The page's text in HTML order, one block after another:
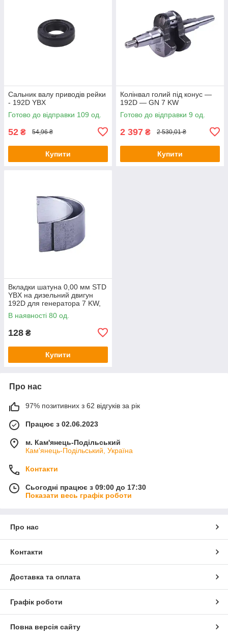
Сальник валу приводів рейки
- 192D YBX
Готово до відправки 109 од.
52 ₴ 54,96 ₴
Купити
Колінвал голий під конус —
192D — GN 7 KW
Готово до відправки 9 од.
2 397 ₴ 2 530,01 ₴
Купити
Вкладки шатуна 0,00 мм STD
YBX на дизельний двигун
192D для генератора 7 KW,
к-т: 2 шт.
В наявності 80 од.
128 ₴
Купити
Про нас
97% позитивних з 62 відгуків за рік
Працює з 02.06.2023
м. Кам'янець-Подільський
Кам'янець-Подільський, Україна
Контакти
Сьогодні працює з 09:00 до 17:30
Показати весь графік роботи
Про нас
Контакти
Доставка та оплата
Графік роботи
Повна версія сайту